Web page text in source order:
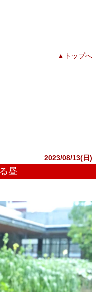
▲トップへ
2023/08/13(日)
昼